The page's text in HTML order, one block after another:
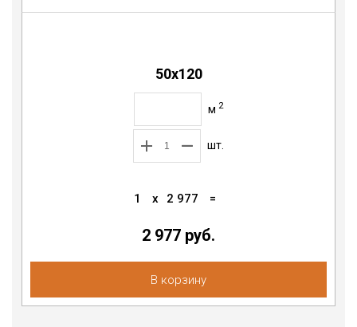
50х120
м 2
шт.
1 x 2 977 =
2 977 руб.
В корзину